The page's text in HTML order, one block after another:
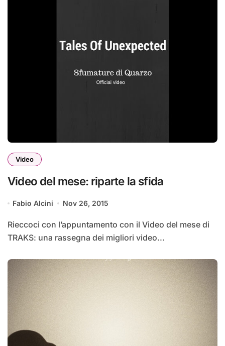
Video
Video del mese: riparte la sfida
Fabio Alcini Nov 26, 2015
Rieccoci con l’appuntamento con il Video del mese di
TRAKS: una rassegna dei migliori video...